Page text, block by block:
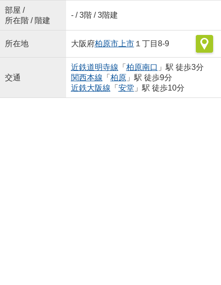
部屋 /
所在階 / 階建
- / 3階 / 3階建
所在地 大阪府柏原市上市１丁目8-9
交通
近鉄道明寺線 「 柏原南口 」駅 徒歩3分
関西本線 「 柏原」駅 徒歩9分
近鉄大阪線 「 安堂 」駅 徒歩10分